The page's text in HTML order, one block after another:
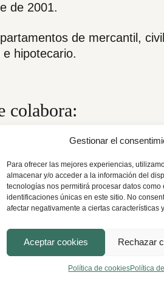
Gestionar el
Para ofrecer las mejores experiencias,
almacenar y/o acceder a la información del
tecnologías nos permitirá procesar datos
identificaciones únicas en este sitio. No
afectar negativamente a ciertas características
Aceptar cookies Rechazar
Política de cookiesPolítica
de 2001.
de mercantil,
hipotecario.
colabora: